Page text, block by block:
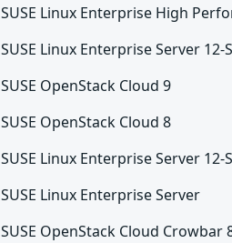
SUSE Linux Enterprise High
SUSE Linux Enterprise Server 12-
SUSE OpenStack Cloud 9
SUSE OpenStack Cloud 8
SUSE Linux Enterprise Server 12-
SUSE Linux Enterprise Server
SUSE OpenStack Cloud Crowbar